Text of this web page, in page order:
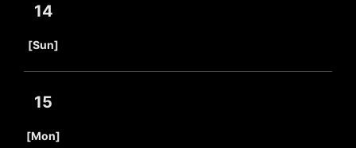
14
[Sun]
15
[Mon]